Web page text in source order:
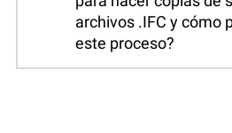
archivos .IFC y cómo
este proceso?